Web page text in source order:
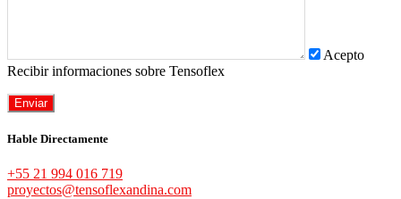
Acepto
Recibir informaciones sobre Tensoflex
Hable Directamente
+55 21 994 016 719
proyectos@tensoflexandina.com